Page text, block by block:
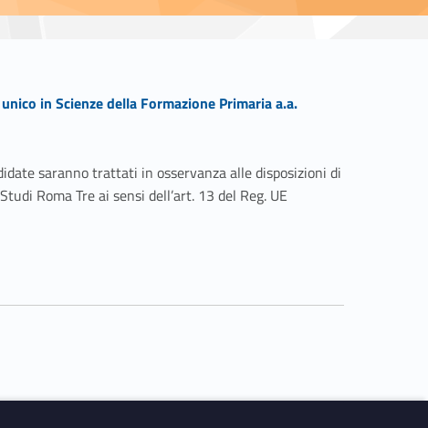
in Scienze della Formazione Primaria a.a.
saranno trattati in osservanza alle disposizioni di
Roma Tre ai sensi dell’art. 13 del Reg. UE